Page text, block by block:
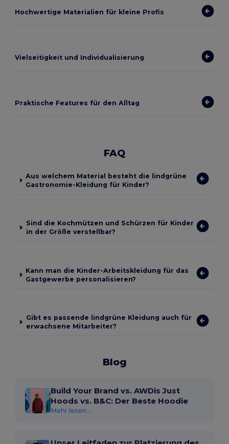
Hochwertige Materialien für kleine Profis
Vielseitigkeit und Individualisierung
Praktische Features für den Alltag
FAQ
Aus welchem Material besteht die lindgrüne
Gastronomie-Kleidung für Kinder?
Sind die Kochmützen und Schürzen für Kinder
in der Größe verstellbar?
Kann man die Kinder-Arbeitskleidung für das
Gastgewerbe personalisieren?
Gibt es passende lindgrüne Kleidung auch für
erwachsene Mitarbeiter?
Blog
Build Your Brand vs. AWDis Just
Hoods vs. B&C: Der Beste Hoodie
Mehr lesen...